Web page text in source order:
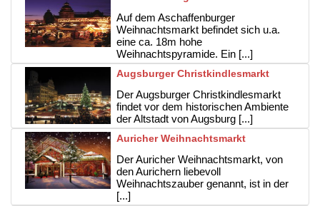
Auf dem Aschaffenburger
Weihnachtsmarkt befindet sich u.a.
eine ca. 18m hohe
Weihnachtspyramide. Ein [...]
Augsburger Christkindlesmarkt
Der Augsburger Christkindlesmarkt
findet vor dem historischen Ambiente
der Altstadt von Augsburg [...]
Auricher Weihnachtsmarkt
Der Auricher Weihnachtsmarkt, von
den Aurichern liebevoll
Weihnachtszauber genannt, ist in der
[...]